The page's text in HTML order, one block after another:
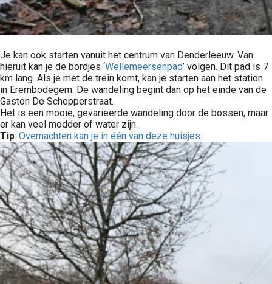
Je kan ook starten vanuit het centrum van Denderleeuw. Van
hieruit kan je de bordjes ‘Wellemeersenpad’ volgen. Dit pad is 7
km lang. Als je met de trein komt, kan je starten aan het station
in Erembodegem. De wandeling begint dan op het einde van de
Gaston De Schepperstraat.
Het is een mooie, gevarieerde wandeling door de bossen, maar
er kan veel modder of water zijn.
Tip: Overnachten kan je in één van deze huisjes.